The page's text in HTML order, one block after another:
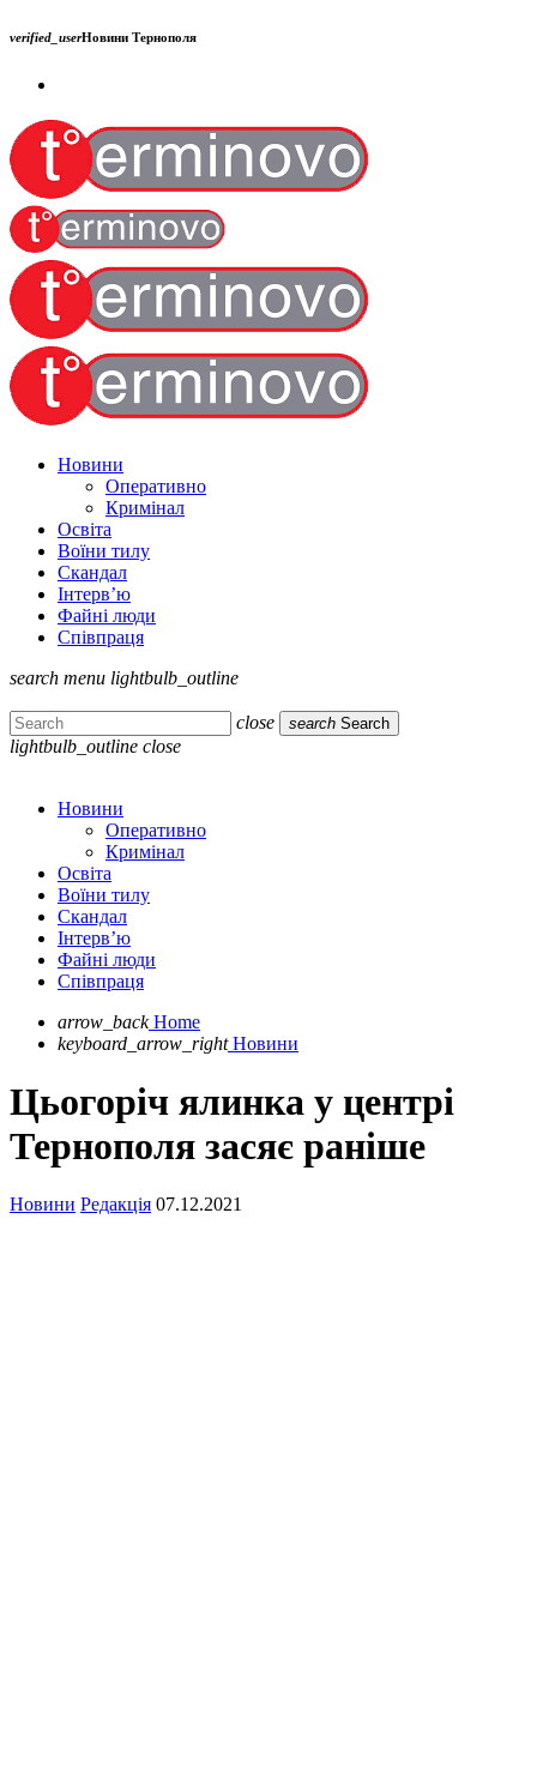
verified_userНовини Тернополя
Новини
Оперативно
Кримінал
Освіта
Воїни тилу
Скандал
Інтерв’ю
Файні люди
Співпраця
search menu lightbulb_outline
close search Search
lightbulb_outline close
Новини
Оперативно
Кримінал
Освіта
Воїни тилу
Скандал
Інтерв’ю
Файні люди
Співпраця
arrow_back Home
keyboard_arrow_right Новини
Цьогоріч ялинка у центрі
Тернополя засяє раніше
Новини Редакція 07.12.2021